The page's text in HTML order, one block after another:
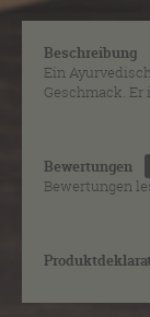
Beschreibung
Ein
Geschmack.
Bewertungen
Bewertungen